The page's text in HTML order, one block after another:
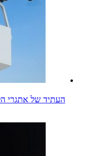
העתיד של אתגרי